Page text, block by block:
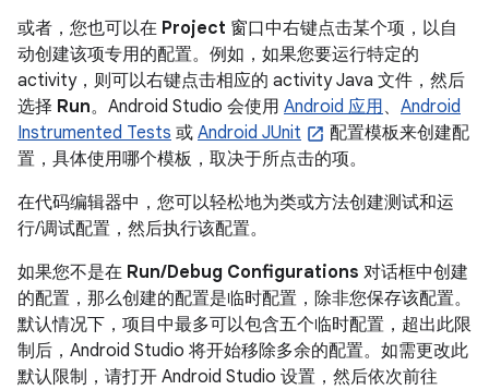
或者，您也可以在 Project 窗口中右键点击某个项，以自
动创建该项专用的配置。例如，如果您要运行特定的
activity，则可以右键点击相应的 activity Java 文件，然后
选择 Run。Android Studio 会使用 Android 应用、 Android
Instrumented Tests 或 Android JUnit
配置模板来创建配
置，具体使用哪个模板，取决于所点击的项。
在代码编辑器中，您可以轻松地为类或方法创建测试和运
行/调试配置，然后执行该配置。
如果您不是在 Run/Debug Configurations 对话框中创建
的配置，那么创建的配置是临时配置，除非您保存该配置。
默认情况下，项目中最多可以包含五个临时配置，超出此限
制后，Android Studio 将开始移除多余的配置。如需更改此
默认限制，请打开 Android Studio 设置，然后依次前往